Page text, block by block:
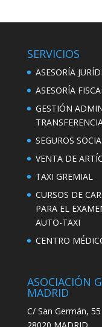
SERVICIOS
ASESORÍA
ASESORÍA
GESTIÓN
SEGUROS
VENTA DE
TAXI GREMIAL
CURSOS DE
PARA EL
AUTO-TAXI
CENTRO
ASOCIACIÓN
MADRID
C/ San Germán, 55